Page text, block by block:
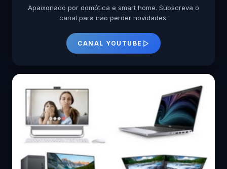
Apaixonado por domótica e smart home. Subscreva o
canal para não perder novidades.
CANAL YOUTUBE